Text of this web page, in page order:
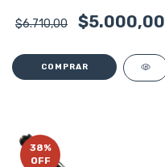
$6.710,00
$5.000,00
38%
OFF